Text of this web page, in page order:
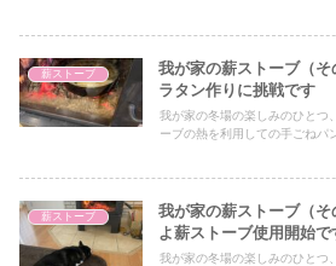
薪ストーブ
我が家の薪ストーブ（
ラタン作りに挑戦です
我が家の冬場の楽しみのひとつ
ーブの熱を利用しての手ごねパ
薪ストーブ
我が家の薪ストーブ（
よ薪ストーブ使用開始で
我が家の冬場の楽しみのひとつ